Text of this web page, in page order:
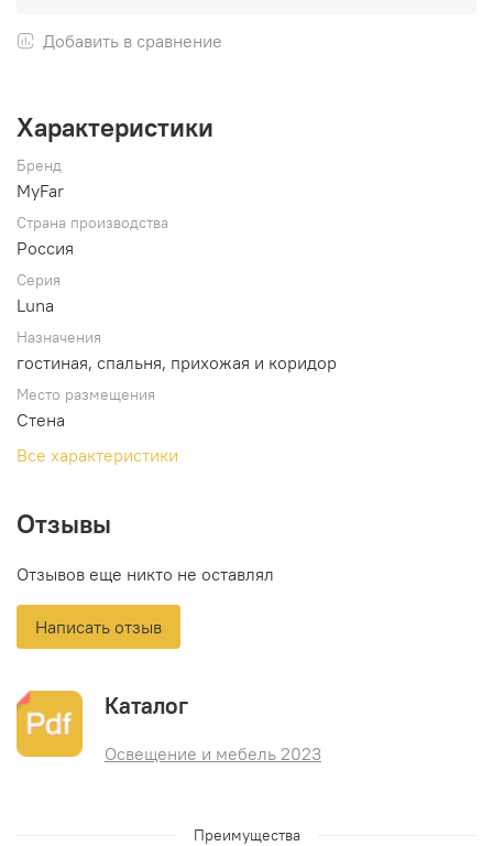
Добавить в сравнение
Характеристики
Бренд
MyFar
Страна производства
Россия
Серия
Luna
Назначения
гостиная, спальня, прихожая и коридор
Место размещения
Стена
Все характеристики
Отзывы
Отзывов еще никто не оставлял
Написать отзыв
Каталог
Освещение и мебель 2023
Преимущества